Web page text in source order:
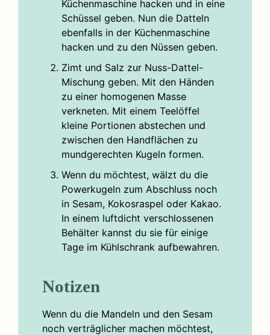
Küchenmaschine hacken und in eine
Schüssel geben. Nun die Datteln
ebenfalls in der Küchenmaschine
hacken und zu den Nüssen geben.
Zimt und Salz zur Nuss-Dattel-
Mischung geben. Mit den Händen
zu einer homogenen Masse
verkneten. Mit einem Teelöffel
kleine Portionen abstechen und
zwischen den Handflächen zu
mundgerechten Kugeln formen.
Wenn du möchtest, wälzt du die
Powerkugeln zum Abschluss noch
in Sesam, Kokosraspel oder Kakao.
In einem luftdicht verschlossenen
Behälter kannst du sie für einige
Tage im Kühlschrank aufbewahren.
Notizen
Wenn du die Mandeln und den Sesam
noch verträglicher machen möchtest,